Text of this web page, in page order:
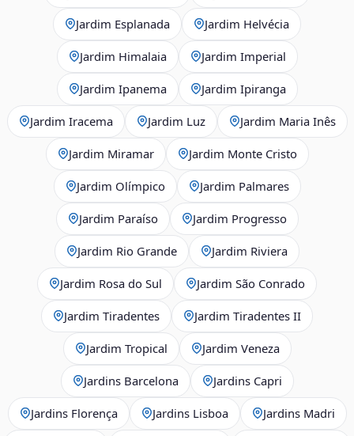
Jardim Esplanada Jardim Helvécia
Jardim Himalaia Jardim Imperial
Jardim Ipanema Jardim Ipiranga
Jardim Iracema Jardim Luz Jardim Maria Inês
Jardim Miramar Jardim Monte Cristo
Jardim Olímpico Jardim Palmares
Jardim Paraíso Jardim Progresso
Jardim Rio Grande Jardim Riviera
Jardim Rosa do Sul Jardim São Conrado
Jardim Tiradentes Jardim Tiradentes II
Jardim Tropical Jardim Veneza
Jardins Barcelona Jardins Capri
Jardins Florença Jardins Lisboa Jardins Madri